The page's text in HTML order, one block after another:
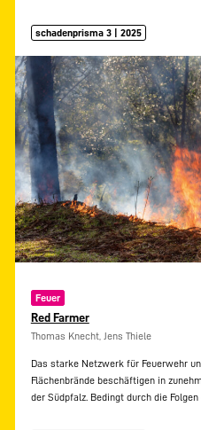
schadenprisma 3 | 2025
Feuer
Red Farmer
Thomas Knecht, Jens Thiele
Das starke Netzwerk für Feuerwehr
Flächenbrände beschäftigen in
der Südpfalz. Bedingt durch die